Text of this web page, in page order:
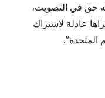
له حق في التصويت،
عادلة لاشتراك
المتحدة”.